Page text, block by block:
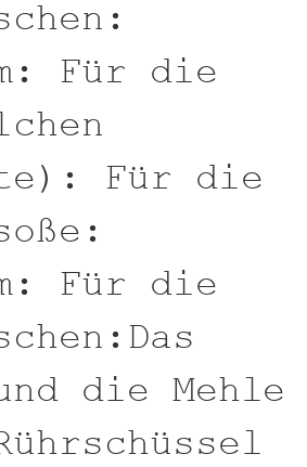
Für die
Für die
Für die
die Mehle